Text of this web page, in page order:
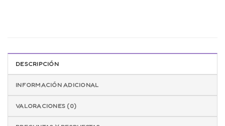
ventas@orionshop.com.co o al +57 320 981 9633
DESCRIPCIÓN
INFORMACIÓN ADICIONAL
VALORACIONES (0)